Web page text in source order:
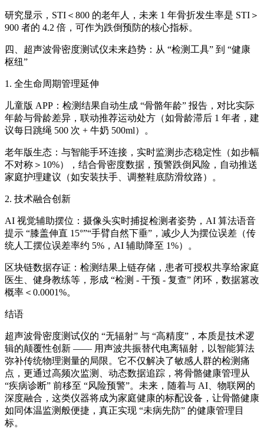
研究显示，STI＜800 的老年人，未来 1 年骨折发生率是 STI＞
900 者的 4.2 倍，可作为跌倒预防的核心指标。
四、 超声波骨密度测试仪未来趋势：从 “检测工具” 到 “健康
枢纽”
1. 全生命周期管理延伸
儿童版 APP：检测结果自动生成 “骨骼年龄” 报告，对比实际
年龄与骨龄差异，联动推荐运动处方（如骨龄滞后 1 年者，建
议每日跳绳 500 次 + 牛奶 500ml）。
老年版生态：与智能手环连接，实时监测步态稳定性（如步幅
不对称＞10%），结合骨密度数据，预警跌倒风险，自动推送
家庭护理建议（如安装扶手、调整鞋底防滑纹路）。
2. 技术融合创新
AI 视觉辅助摆位：摄像头实时捕捉检测者姿势，AI 算法语音
提示 “膝盖伸直 15°”“手臂自然下垂”，减少人为摆位误差（传
统人工摆位误差率约 5%，AI 辅助降至 1%）。
区块链数据存证：检测结果上链存储，患者可授权共享给家庭
医生、健身教练等，形成 “检测 - 干预 - 复查” 闭环，数据篡改
概率＜0.0001%。
结语
超声波骨密度测试仪的 “无辐射” 与 “高精度”，本质是技术逻
辑的颠覆性创新 —— 用声波共振替代电离辐射，以智能算法
弥补传统物理测量的局限。它不仅解决了敏感人群的检测痛
点，更通过高频次监测、动态数据追踪，将骨骼健康管理从
“疾病诊断” 前移至 “风险预警”。未来，随着与 AI、物联网的
深度融合，这类仪器将成为家庭健康的标配设备，让骨骼健康
如同体温监测般便捷，真正实现 “未病先防” 的健康管理目
标。